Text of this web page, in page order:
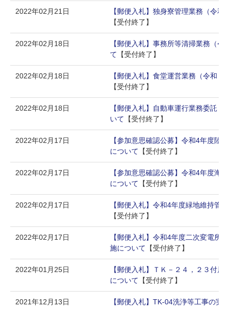
2022年02月21日
【郵便入札】独身寮管理業務（令
【受付終了】
2022年02月18日
【郵便入札】事務所等清掃業務（
て 【受付終了】
2022年02月18日
【郵便入札】食堂運営業務（令和４
【受付終了】
2022年02月18日
【郵便入札】自動車運行業務委託
いて 【受付終了】
2022年02月17日
【参加意思確認公募】令和4年度陸
について 【受付終了】
2022年02月17日
【参加意思確認公募】令和4年度海
について 【受付終了】
2022年02月17日
【郵便入札】令和4年度緑地維持管
【受付終了】
2022年02月17日
【郵便入札】令和4年度二次変電所
施について 【受付終了】
2022年01月25日
【郵便入札】ＴＫ－２４，２３付
について 【受付終了】
2021年12月13日 【郵便入札】TK-04洗浄等工事の実